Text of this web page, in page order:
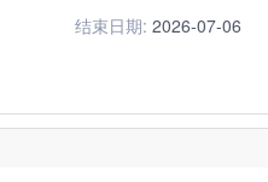
结束日期: 2026-07-06